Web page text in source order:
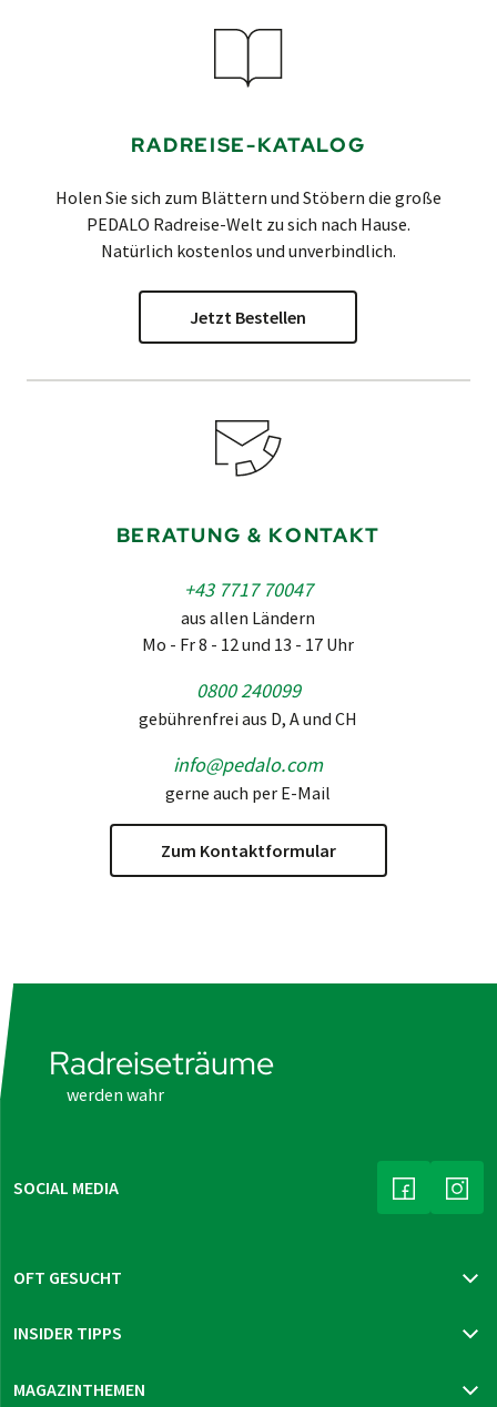
RADREISE-KATALOG
Holen Sie sich zum Blättern und Stöbern die große
PEDALO Radreise-Welt zu sich nach Hause.
Natürlich kostenlos und unverbindlich.
Jetzt Bestellen
BERATUNG & KONTAKT
+43 7717 70047
aus allen Ländern
Mo - Fr 8 - 12 und 13 - 17 Uhr
0800 240099
gebührenfrei aus D, A und CH
info@pedalo.com
gerne auch per E-Mail
Zum Kontaktformular
Radreiseträume
werden wahr
SOCIAL MEDIA
(LINK
OFT GESUCHT
Newsletter bestellen
Reiseversicherung
INSIDER TIPPS
Prag - Wien
MAGAZINTHEMEN